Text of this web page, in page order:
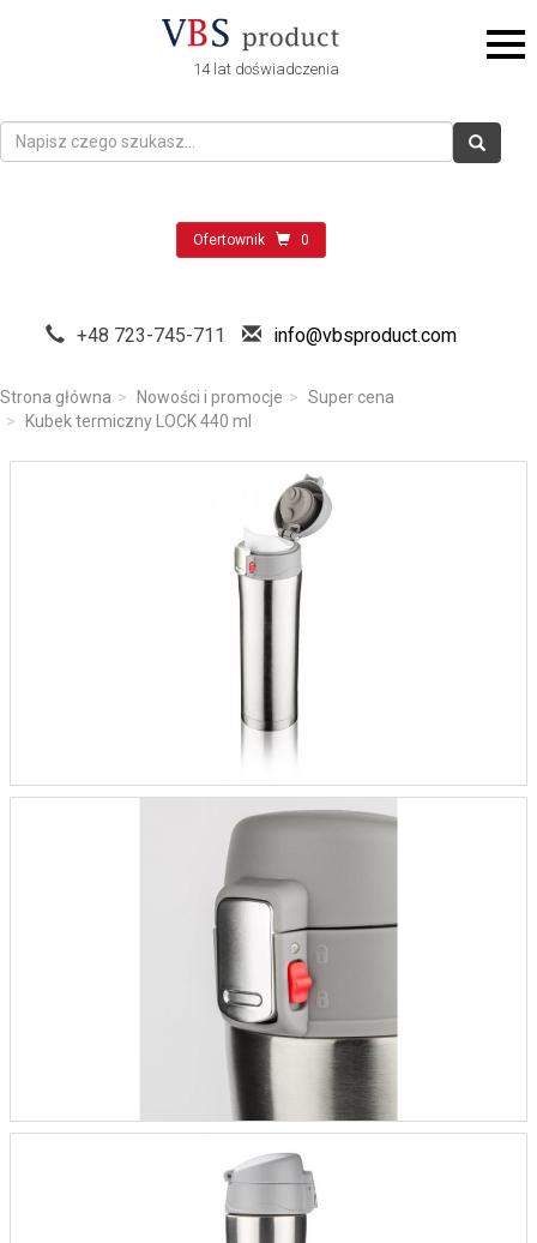
14 lat doświadczenia
Ofertownik 0
+48 723-745-711 info@vbsproduct.com
Strona główna Nowości i promocje
Super cena
Kubek termiczny LOCK 440 ml